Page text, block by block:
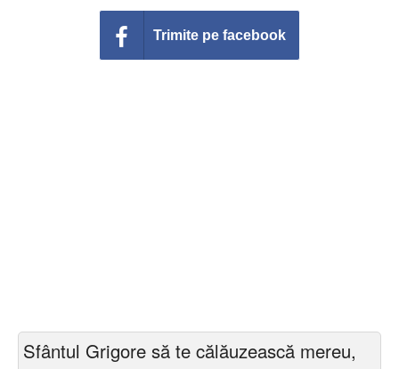
Trimite pe facebook
Sfântul Grigore să te călăuzească mereu,